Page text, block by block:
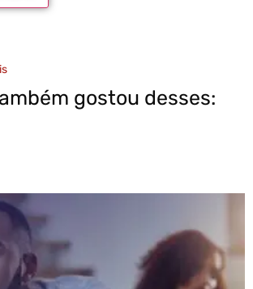
gostou desses: